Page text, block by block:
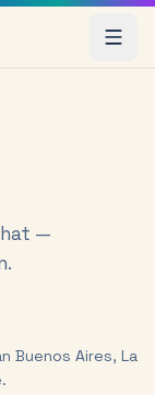
—
Buenos Aires, La